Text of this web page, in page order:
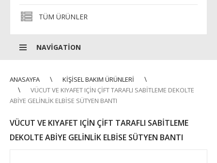
TÜM ÜRÜNLER
NAVIGATION
ANASAYFA
KIŞISEL BAKIM ÜRÜNLERI
VÜCUT VE KIYAFET IÇIN ÇIFT TARAFLI SABITLEME DEKOLTE
ABIYE GELINLIK ELBISE SÜTYEN BANTI
VÜCUT VE KIYAFET IÇIN ÇIFT TARAFLI SABITLEME
DEKOLTE ABIYE GELINLIK ELBISE SÜTYEN BANTI